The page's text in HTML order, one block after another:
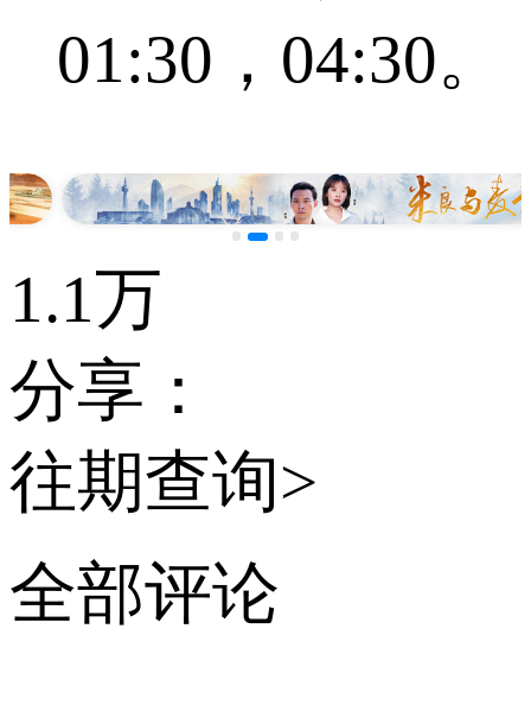
01:30，04:30。
1.1万
分享：
往期查询>
全部评论